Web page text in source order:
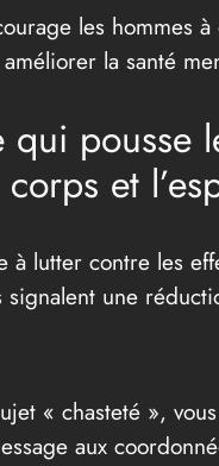
les hommes
la santé
pousse
et
à lutter contre les
signalent une
« chasteté »,
aux